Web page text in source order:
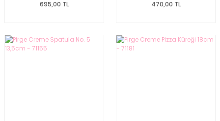
695,00 TL 470,00 TL